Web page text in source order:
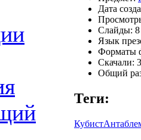
Дата
Слайды: 8
Язык
Форматы
Скачали:
Общий
Теги:
Кубист